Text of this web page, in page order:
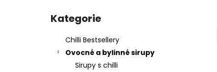
kategorie
Kategorie
Chilli Bestsellery
Ovocné a bylinné sirupy
Sirupy s chilli